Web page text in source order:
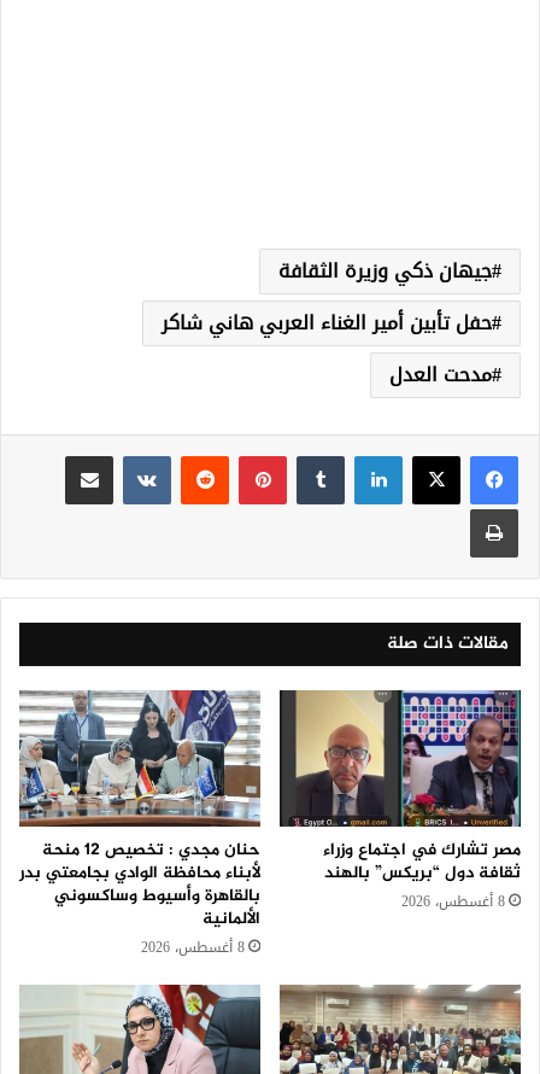
جيهان ذكي وزيرة الثقافة
حفل تأبين أمير الغناء العربي هاني شاكر
مدحت العدل
لينكدإن بينتيريست
مقالات ذات صلة
مصر تشارك في اجتماع وزراء
ثقافة دول “بريكس” بالهند
8 أغسطس، 2026
حنان مجدي : تخصيص 12 منحة
لأبناء محافظة الوادي بجامعتي بدر
بالقاهرة وأسيوط وساكسوني
الألمانية
8 أغسطس، 2026